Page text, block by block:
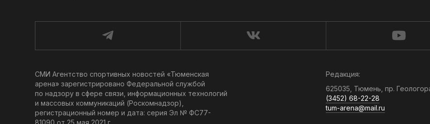
СМИ Агентство спортивных новостей «Тюменская
арена» зарегистрировано Федеральной службой
по надзору в сфере связи, информационных технологий
и массовых коммуникаций (Роскомнадзор),
регистрационный номер и дата: серия Эл № ФС77-
81090 от 25 мая 2021 г.
Редакция:
625035, Тюмень, пр.
(3452) 68-22-28
tum-arena@mail.ru